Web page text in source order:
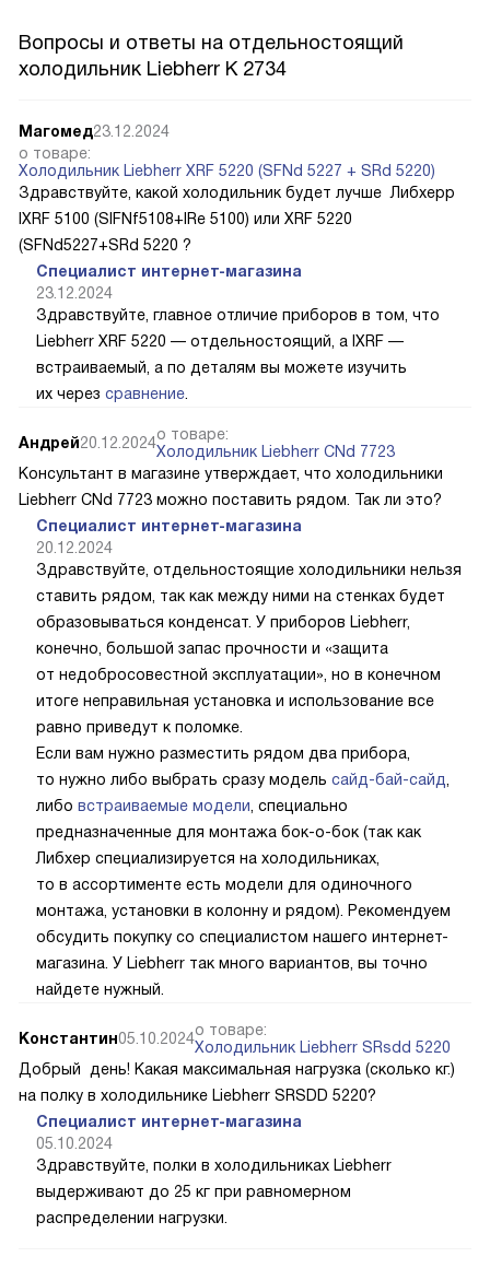
Вопросы и ответы на отдельностоящий
холодильник Liebherr K 2734
Магомед23.12.2024
о товаре:
Холодильник Liebherr XRF 5220 (SFNd 5227 + SRd 5220)
Здравствуйте, какой холодильник будет лучше Либхерр
IXRF 5100 (SIFNf5108+IRe 5100) или XRF 5220
(SFNd5227+SRd 5220 ?
Специалист интернет-магазина
23.12.2024
Здравствуйте, главное отличие приборов в том, что
Liebherr XRF 5220 — отдельностоящий, а IXRF —
встраиваемый, а по деталям вы можете изучить
их через сравнение
Андрей20.12.2024о товаре:
Холодильник Liebherr CNd 7723
Консультант в магазине утверждает, что холодильники
Liebherr CNd 7723 можно поставить рядом. Так ли это?
Специалист интернет-магазина
20.12.2024
Здравствуйте, отдельностоящие холодильники нельзя
ставить рядом, так как между ними на стенках будет
образовываться конденсат. У приборов Liebherr,
конечно, большой запас прочности и «защита
от недобросовестной эксплуатации», но в конечном
итоге неправильная установка и использование все
равно приведут к поломке.
Если вам нужно разместить рядом два прибора,
то нужно либо выбрать сразу модель сайд-бай-сайд
либо встраиваемые модели , специально
предназначенные для монтажа бок-о-бок (так как
Либхер специализируется на холодильниках,
то в ассортименте есть модели для одиночного
монтажа, установки в колонну и рядом). Рекомендуем
обсудить покупку со специалистом нашего интернет-
магазина. У Liebherr так много вариантов, вы точно
найдете нужный.
Константин05.10.2024о товаре:
Холодильник Liebherr SRsdd 5220
Добрый день! Какая максимальная нагрузка (сколько кг.)
на полку в холодильнике Liebherr SRSDD 5220?
Специалист интернет-магазина
05.10.2024
Здравствуйте, полки в холодильниках Liebherr
выдерживают до 25 кг при равномерном
распределении нагрузки.